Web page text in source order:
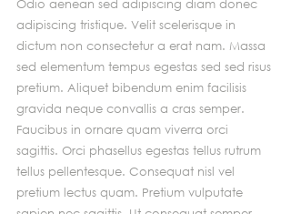
Odio aenean sed adipiscing diam donec
adipiscing tristique. Velit scelerisque in
dictum non consectetur a erat nam. Massa
sed elementum tempus egestas sed sed risus
pretium. Aliquet bibendum enim facilisis
gravida neque convallis a cras semper.
Faucibus in ornare quam viverra orci
sagittis. Orci phasellus egestas tellus rutrum
tellus pellentesque. Consequat nisl vel
pretium lectus quam. Pretium vulputate